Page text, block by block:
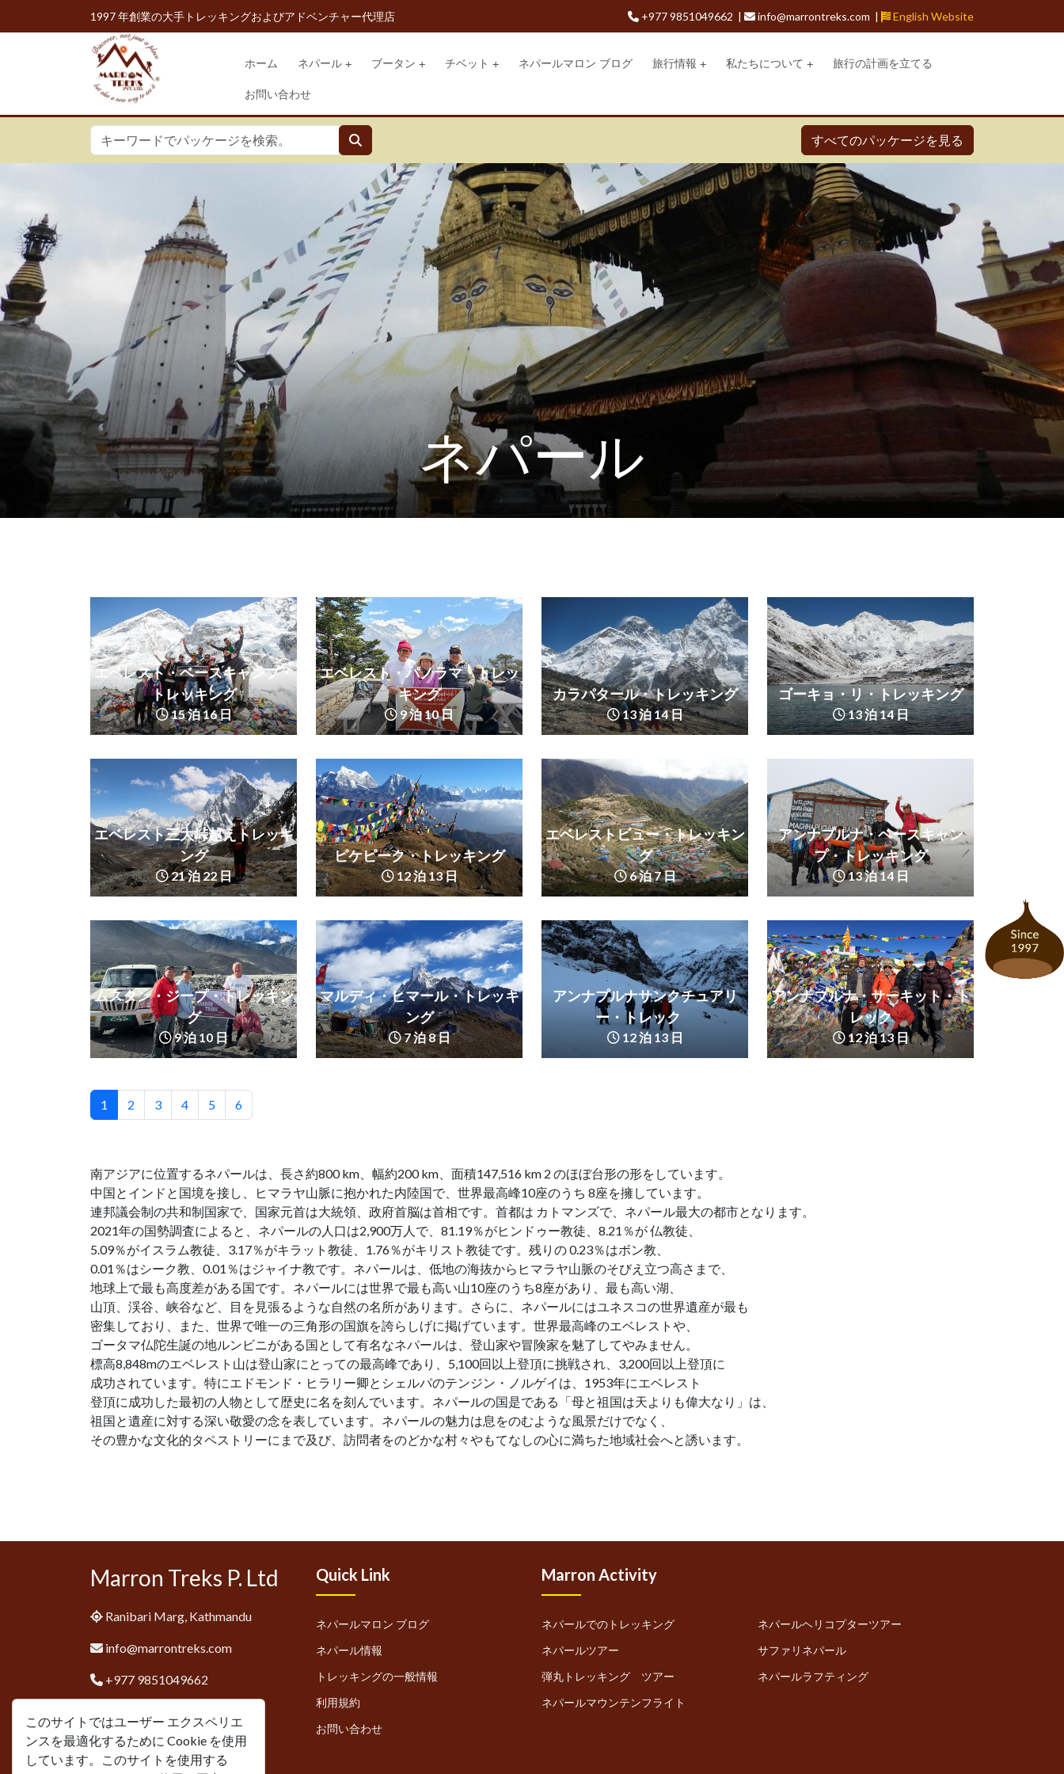
1997 年創業の大手トレッキングおよびアドベンチャー代理店 +977 9851049662 | info@marrontreks.com | English Website
ホーム ネパール ブータン チベット ネパールマロン ブログ 旅行情報 私たちについて 旅行の計画を立てる
お問い合わせ
すべてのパッケージを見る
ネパール
エベレスト・ベースキャンプ・
トレッキング
15 泊 16 日
エベレスト・パノラマ・トレッ
キング
9 泊 10 日
カラパタール・トレッキング
13 泊 14 日
ゴーキョ・リ・トレッキング
13 泊 14 日
エベレスト三大峠越えトレッキ
ング
21 泊 22 日
ピケピーク・トレッキング
12 泊 13 日
エベレストビュー・トレッキン
グ
6 泊 7 日
アンナプルナ・ベースキャン
プ・トレッキング
13 泊 14 日
ムスタン・ジープ・トレッキン
グ
9 泊 10 日
マルディ・ヒマール・トレッキ
ング
7 泊 8 日
アンナプルナサンクチュアリ
ー・トレック
12 泊 13 日
アンナプルナ・サーキット・ト
レック
12 泊 13 日
1 2 3 4 5 6
南アジアに位置するネパールは、長さ約800 km、幅約200 km、面積147,516 km 2 のほぼ台形の形をしています。
中国とインドと国境を接し、ヒマラヤ山脈に抱かれた内陸国で、世界最高峰10座のうち 8座を擁しています。
連邦議会制の共和制国家で、国家元首は大統領、政府首脳は首相です。首都は カトマンズで、ネパール最大の都市となります。
2021年の国勢調査によると、ネパールの人口は2,900万人で、81.19％がヒンドゥー教徒、8.21％が 仏教徒、
5.09％がイスラム教徒、3.17％がキラット教徒、1.76％がキリスト教徒です。残りの 0.23％はボン教、
0.01％はシーク教、0.01％はジャイナ教です。ネパールは、低地の海抜からヒマラヤ山脈のそびえ立つ高さまで、
地球上で最も高度差がある国です。ネパールには世界で最も高い山10座のうち8座があり、最も高い湖、
山頂、渓谷、峡谷など、目を見張るような自然の名所があります。さらに、ネパールにはユネスコの世界遺産が最も
密集しており、また、世界で唯一の三角形の国旗を誇らしげに掲げています。世界最高峰のエベレストや、
ゴータマ仏陀生誕の地ルンビニがある国として有名なネパールは、登山家や冒険家を魅了してやみません。
標高8,848mのエベレスト山は登山家にとっての最高峰であり、5,100回以上登頂に挑戦され、3,200回以上登頂に
成功されています。特にエドモンド・ヒラリー卿とシェルパのテンジン・ノルゲイは、1953年にエベレスト
登頂に成功した最初の人物として歴史に名を刻んでいます。ネパールの国是である「母と祖国は天よりも偉大なり」は、
祖国と遺産に対する深い敬愛の念を表しています。ネパールの魅力は息をのむような風景だけでなく、
その豊かな文化的タペストリーにまで及び、訪問者をのどかな村々やもてなしの心に満ちた地域社会へと誘います。
Marron Treks P. Ltd
Ranibari Marg, Kathmandu
info@marrontreks.com
+977 9851049662
Follow us
Quick Link
ネパールマロン ブログ
ネパール情報
トレッキングの一般情報
利用規約
お問い合わせ
Marron Activity
ネパールでのトレッキング
ネパールヘリコプターツアー
ネパールツアー
サファリネパール
弾丸トレッキング ツアー
ネパールラフティング
ネパールマウンテンフライト
このサイトではユーザー エクスペリエ
ンスを最適化するために Cookie を使用
しています。このサイトを使用する